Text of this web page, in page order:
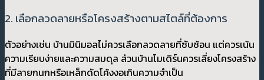
2. เลือกลวดลายหรือโครงสร้างตามสไตล์ที่ต้องการ
ตัวอย่างเช่น บ้านมินิมอลไม่ควรเลือกลวดลายที่ซับซ้อน แต่ควรเน้น
ความเรียบง่ายและความสมดุล ส่วนบ้านโมเดิร์นควรเลี่ยงโครงสร้าง
ที่มีลายกนกหรือเหล็กดัดโค้งงอเกินความจำเป็น